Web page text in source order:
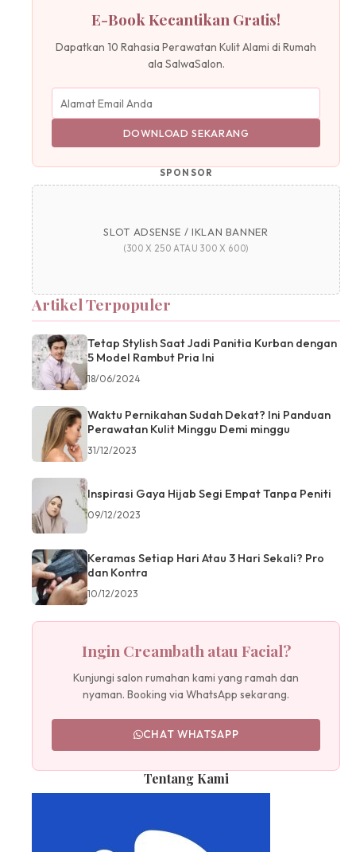
E-Book Kecantikan Gratis!
Dapatkan 10 Rahasia Perawatan Kulit Alami di Rumah
ala SalwaSalon.
DOWNLOAD SEKARANG
SPONSOR
SLOT ADSENSE / IKLAN BANNER
(300 X 250 ATAU 300 X 600)
Artikel Terpopuler
Tetap Stylish Saat Jadi Panitia Kurban dengan
5 Model Rambut Pria Ini
18/06/2024
Waktu Pernikahan Sudah Dekat? Ini Panduan
Perawatan Kulit Minggu Demi minggu
31/12/2023
Inspirasi Gaya Hijab Segi Empat Tanpa Peniti
09/12/2023
Keramas Setiap Hari Atau 3 Hari Sekali? Pro
dan Kontra
10/12/2023
Ingin Creambath atau Facial?
Kunjungi salon rumahan kami yang ramah dan
nyaman. Booking via WhatsApp sekarang.
CHAT WHATSAPP
Tentang Kami